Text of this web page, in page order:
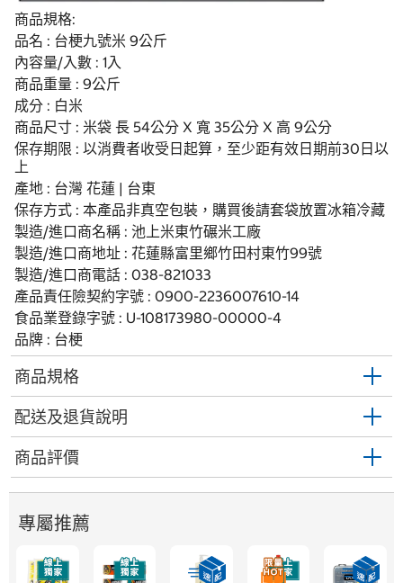
商品規格:
品名 : 台梗九號米 9公斤
內容量/入數 : 1入
商品重量 : 9公斤
成分 : 白米
商品尺寸 : 米袋 長 54公分 X 寬 35公分 X 高 9公分
保存期限 : 以消費者收受日起算，至少距有效日期前30日以
上
產地 : 台灣 花蓮 | 台東
保存方式 : 本產品非真空包裝，購買後請套袋放置冰箱冷藏
製造/進口商名稱 : 池上米東竹碾米工廠
製造/進口商地址 : 花蓮縣富里鄉竹田村東竹99號
製造/進口商電話 : 038-821033
產品責任險契約字號 : 0900-2236007610-14
食品業登錄字號 : U-108173980-00000-4
品牌 : 台梗
商品規格
配送及退貨說明
商品評價
專屬推薦